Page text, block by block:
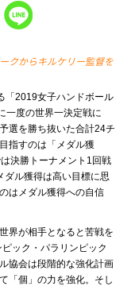
クからキルケリー監督を
2019女子ハンドボール
一度の世界一決定戦に
選を勝ち抜いた合計24チ
指すのは「メダル獲
決勝トーナメント1回戦
ダル獲得は高い目標に思
はメダル獲得への自信
界が相手となると苦戦を
ック・パラリンピック
協会は段階的な強化計画
「個」の力を強化。そし